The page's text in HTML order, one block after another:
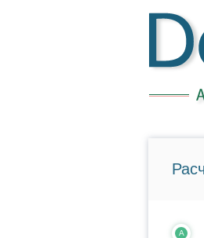
A